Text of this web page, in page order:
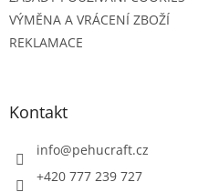
VÝMĚNA A VRÁCENÍ ZBOŽÍ
REKLAMACE
Kontakt
info@pehucraft.cz
+420 777 239 727